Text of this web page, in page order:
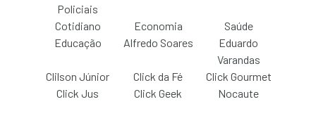
Policiais
Cotidiano Economia
Saúde
Educação
Alfredo Soares
Eduardo
Varandas
Clilson Júnior
Click da Fé
Click Gourmet
Click Jus
Click Geek Nocaute